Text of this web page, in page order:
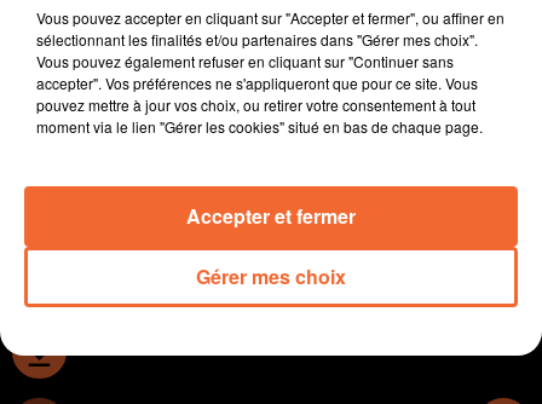
de la Collégiale du château de Thouars ?
- Rien ne va plus entre la Communauté d'Agglo du
Choletais et Cholet Basket.
- En football, le club de Niort St Florent en difficulté
dans son championnat de Régionale 1 a décidé de
Vous pouvez accepter en cliquant sur "Accepter et fermer", ou affiner en
sélectionnant les finalités et/ou partenaires dans "Gérer mes choix".
Vous pouvez également refuser en cliquant sur "Continuer sans
accepter". Vos préférences ne s'appliqueront que pour ce site. Vous
pouvez mettre à jour vos choix, ou retirer votre consentement à tout
moment via le lien "Gérer les cookies" situé en bas de chaque page.
Gérer mes choix
Accepter et fermer